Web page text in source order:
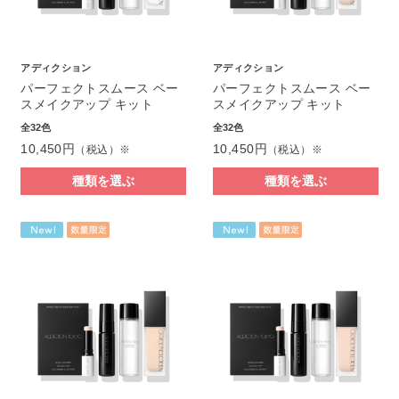
アディクション
パーフェクトスムース ベー
スメイクアップ キット
全32色
10,450円 （税込）※
種類を選ぶ
アディクション
パーフェクトスムース ベー
スメイクアップ キット
全32色
10,450円 （税込）※
種類を選ぶ